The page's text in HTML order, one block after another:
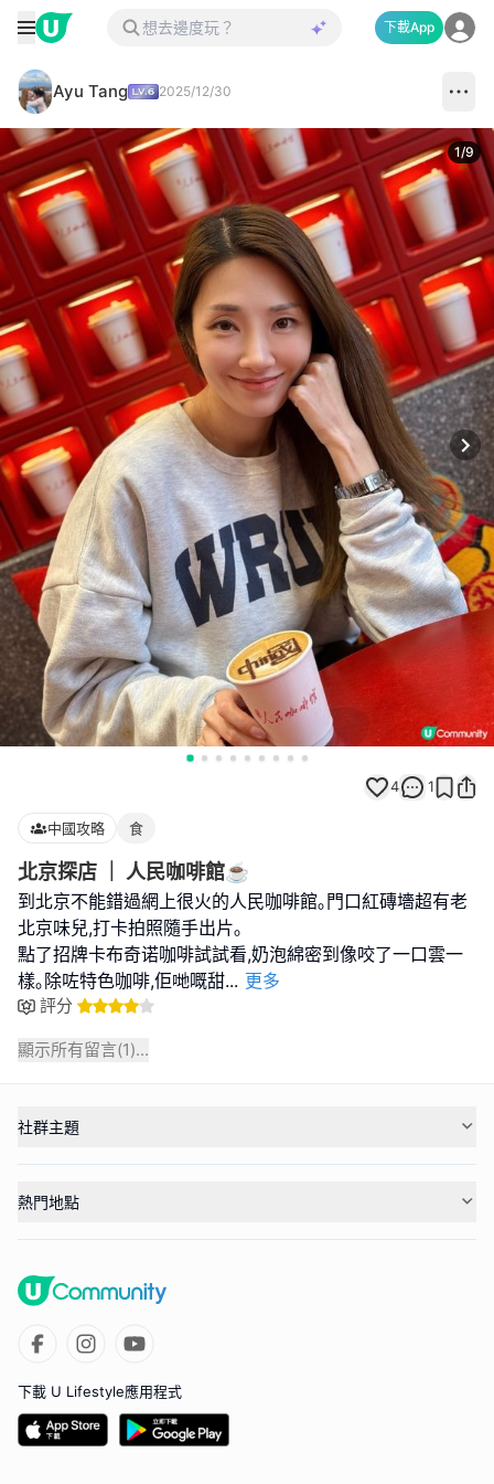
下載App
Ayu Tang 2025/12/30
1/9
4 1
中國攻略 食
北京探店 ｜ 人民咖啡館☕️
到北京不能錯過網上很火的人民咖啡館｡門口紅磚墻超有老
北京味兒,打卡拍照隨手出片｡
點了招牌卡布奇诺咖啡試試看,奶泡綿密到像咬了一口雲一
樣｡除咗特色咖啡,佢哋嘅甜... 更多
評分
顯示所有留言(1)...
社群主題
熱門地點
下載 U Lifestyle應用程式